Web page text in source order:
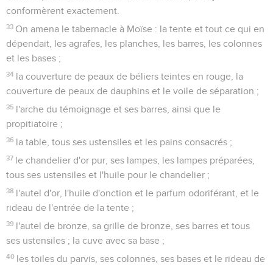
conformèrent exactement.
33 On amena le tabernacle à Moïse : la tente et tout ce qui en
dépendait, les agrafes, les planches, les barres, les colonnes
et les bases ;
34 la couverture de peaux de béliers teintes en rouge, la
couverture de peaux de dauphins et le voile de séparation ;
35 l'arche du témoignage et ses barres, ainsi que le
propitiatoire ;
36 la table, tous ses ustensiles et les pains consacrés ;
37 le chandelier d'or pur, ses lampes, les lampes préparées,
tous ses ustensiles et l'huile pour le chandelier ;
38 l'autel d'or, l'huile d'onction et le parfum odoriférant, et le
rideau de l'entrée de la tente ;
39 l'autel de bronze, sa grille de bronze, ses barres et tous
ses ustensiles ; la cuve avec sa base ;
40 les toiles du parvis, ses colonnes, ses bases et le rideau de